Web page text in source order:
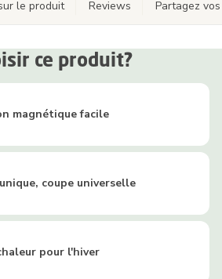
le produit Reviews Partagez
ce produit?
magnétique facile
coupe universelle
pour l'hiver